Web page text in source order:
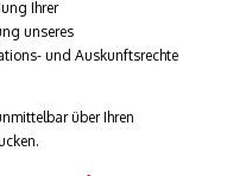
Ihrer
unseres
und Auskunftsrechte
über Ihren